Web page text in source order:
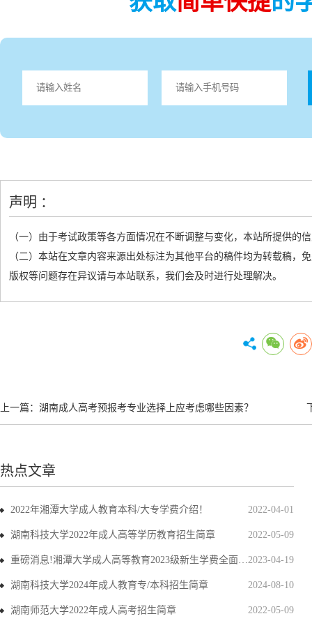
声明 ：
（一）由于考试政策等各方面情况在不断调整与变化，本站所提供的
（二）本站在文章内容来源出处标注为其他平台的稿件均为转载稿
版权等问题存在异议请与本站联系，我们会及时进行处理解决。
上一篇： 湖南成人高考预报考专业选择上应考虑哪些因素？
热点文章
2022-04-01
2022年湘潭大学成人教育本科/大专学费介绍！
2022-05-09
湖南科技大学2022年成人高等学历教育招生简章
2023-04-19
重磅消息!湘潭大学成人高等教育2023级新生学费全面上调
2024-08-10
湖南科技大学2024年成人教育专/本科招生简章
2022-05-09
湖南师范大学2022年成人高考招生简章